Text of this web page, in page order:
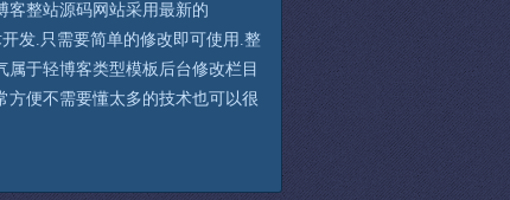
客整站源码网站采用最新的
开发.只需要简单的修改即可使用.整
属于轻博客类型模板后台修改栏目
方便不需要懂太多的技术也可以很